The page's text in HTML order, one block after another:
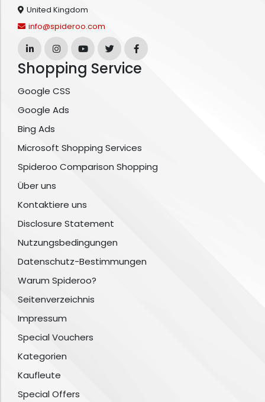
United Kingdom
info@spideroo.com
Shopping Service
Google CSS
Google Ads
Bing Ads
Microsoft Shopping Services
Spideroo Comparison Shopping
Über uns
Kontaktiere uns
Disclosure Statement
Nutzungsbedingungen
Datenschutz-Bestimmungen
Warum Spideroo?
Seitenverzeichnis
Impressum
Special Vouchers
Kategorien
Kaufleute
Special Offers